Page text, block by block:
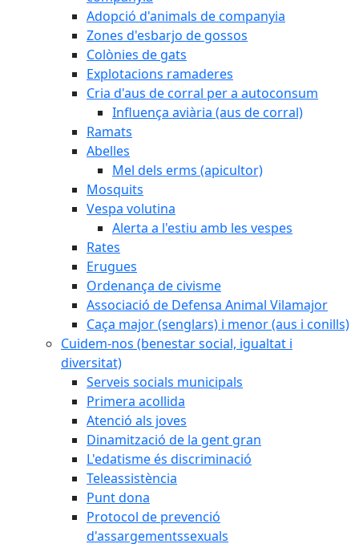
Adopció d'animals de companyia
Zones d'esbarjo de gossos
Colònies de gats
Explotacions ramaderes
Cria d'aus de corral per a autoconsum
Influença aviària (aus de corral)
Ramats
Abelles
Mel dels erms (apicultor)
Mosquits
Vespa volutina
Alerta a l'estiu amb les vespes
Rates
Erugues
Ordenança de civisme
Associació de Defensa Animal Vilamajor
Caça major (senglars) i menor (aus i conills)
Cuidem-nos (benestar social, igualtat i
diversitat)
Serveis socials municipals
Primera acollida
Atenció als joves
Dinamització de la gent gran
L'edatisme és discriminació
Teleassistència
Punt dona
Protocol de prevenció
d'assargementssexuals